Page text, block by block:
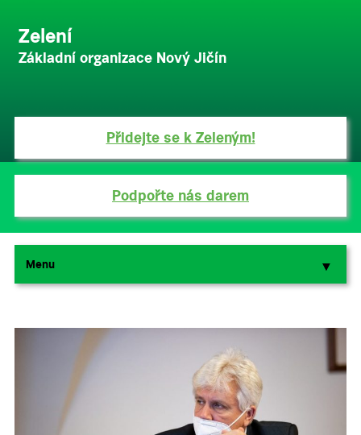
Zelení
Základní organizace Nový Jičín
Přidejte se k Zeleným!
Podpořte nás darem
Menu ▼
▼
▼